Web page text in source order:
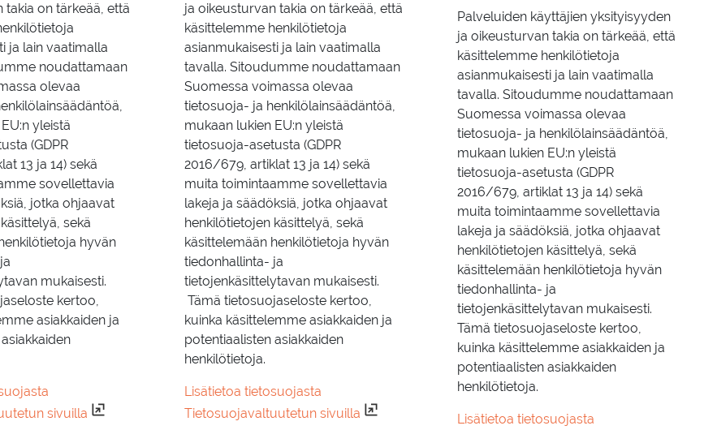
takia on tärkeää, että
ja lain vaatimalla
noudattamaan
olevaa
yleistä
(GDPR
13 ja 14) sekä
sovellettavia
jotka ohjaavat
sekä
hyvän
mukaisesti.
kertoo,
asiakkaiden ja
sivuilla
ja oikeusturvan takia on tärkeää, että
käsittelemme henkilötietoja
asianmukaisesti ja lain vaatimalla
tavalla. Sitoudumme noudattamaan
Suomessa voimassa olevaa
tietosuoja- ja henkilölainsäädäntöä,
mukaan lukien EU:n yleistä
tietosuoja-asetusta (GDPR
2016/679, artiklat 13 ja 14) sekä
muita toimintaamme sovellettavia
lakeja ja säädöksiä, jotka ohjaavat
henkilötietojen käsittelyä, sekä
käsittelemään henkilötietoja hyvän
tiedonhallinta- ja
tietojenkäsittelytavan mukaisesti.
Tämä tietosuojaseloste kertoo,
kuinka käsittelemme asiakkaiden ja
potentiaalisten asiakkaiden
henkilötietoja.
Lisätietoa tietosuojasta
Tietosuojavaltuutetun sivuilla
Palveluiden käyttäjien yksityisyyden
ja oikeusturvan takia on tärkeää, että
käsittelemme henkilötietoja
asianmukaisesti ja lain vaatimalla
tavalla. Sitoudumme noudattamaan
Suomessa voimassa olevaa
tietosuoja- ja henkilölainsäädäntöä,
mukaan lukien EU:n yleistä
tietosuoja-asetusta (GDPR
2016/679, artiklat 13 ja 14) sekä
muita toimintaamme sovellettavia
lakeja ja säädöksiä, jotka ohjaavat
henkilötietojen käsittelyä, sekä
käsittelemään henkilötietoja hyvän
tiedonhallinta- ja
tietojenkäsittelytavan mukaisesti.
Tämä tietosuojaseloste kertoo,
kuinka käsittelemme asiakkaiden ja
potentiaalisten asiakkaiden
henkilötietoja.
Lisätietoa tietosuojasta